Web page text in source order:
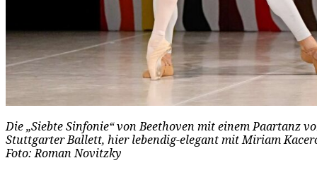
Die „Siebte Sinfonie“ von Beethoven mit einem Paartanz
Stuttgarter Ballett, hier lebendig-elegant mit Miriam
Foto: Roman Novitzky